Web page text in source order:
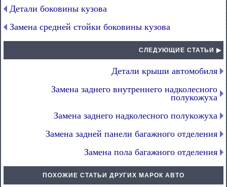
Детали боковины кузова
Замена средней стойки боковины кузова
СЛЕДУЮЩИЕ СТАТЬИ ▶
Детали крыши автомобиля
Замена заднего внутреннего надколесного
полукожуха
Замена заднего надколесного полукожуха
Замена задней панели багажного отделения
Замена пола багажного отделения
ПОХОЖИЕ СТАТЬИ ДРУГИХ МАРОК АВТО